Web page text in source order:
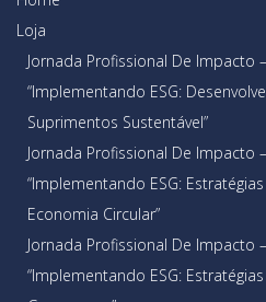
Loja
Jornada Profissional De Impacto
“Implementando ESG:
Suprimentos Sustentável”
Jornada Profissional De Impacto
“Implementando ESG:
Economia Circular”
Jornada Profissional De Impacto
“Implementando ESG: